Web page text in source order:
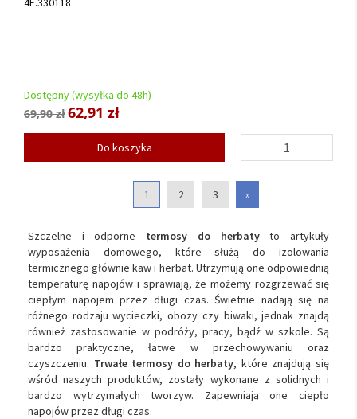
Dostępny (wysyłka do 48h)
69,90 zł62,91 zł
Do koszyka
1 2 3 »
Szczelne i odporne termosy do herbatyto artykuły
wyposażenia domowego, które służą do izolowania
termicznego głównie kaw i herbat. Utrzymują one odpowiednią
temperaturę napojów i sprawiają, że możemy rozgrzewać się
ciepłym napojem przez długi czas. Świetnie nadają się na
różnego rodzaju wycieczki, obozy czy biwaki, jednak znajdą
również zastosowanie w podróży, pracy, bądź w szkole. Są
bardzo praktyczne, łatwe w przechowywaniu oraz
czyszczeniu. Trwałe termosy do herbaty, które znajdują się
wśród naszych produktów, zostały wykonane z solidnych i
bardzo wytrzymałych tworzyw. Zapewniają one ciepło
napojów przez długi czas.